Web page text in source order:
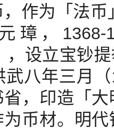
作为「法
璋，
，设立宝钞
武八年三月
省，印造「
为币材。明